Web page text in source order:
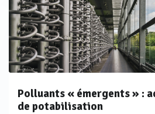
Polluants « émergents » :
de potabilisation